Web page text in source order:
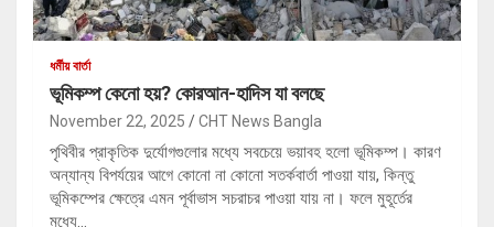
ধর্মীয় বার্তা
ভূমিকম্প কেনো হয়? কোরআন-হাদিস যা বলছে
November 22, 2025 CHT News Bangla
পৃথিবীর প্রাকৃতিক দুর্যোগগুলোর মধ্যে সবচেয়ে ভয়াবহ হলো ভূমিকম্প। কারণ
অন্যান্য বিপর্যয়ের আগে কোনো না কোনো সতর্কবার্তা পাওয়া যায়, কিন্তু
ভূমিকম্পের ক্ষেত্রে এমন পূর্বাভাস সচরাচর পাওয়া যায় না। ফলে মুহূর্তের
মধ্যে…